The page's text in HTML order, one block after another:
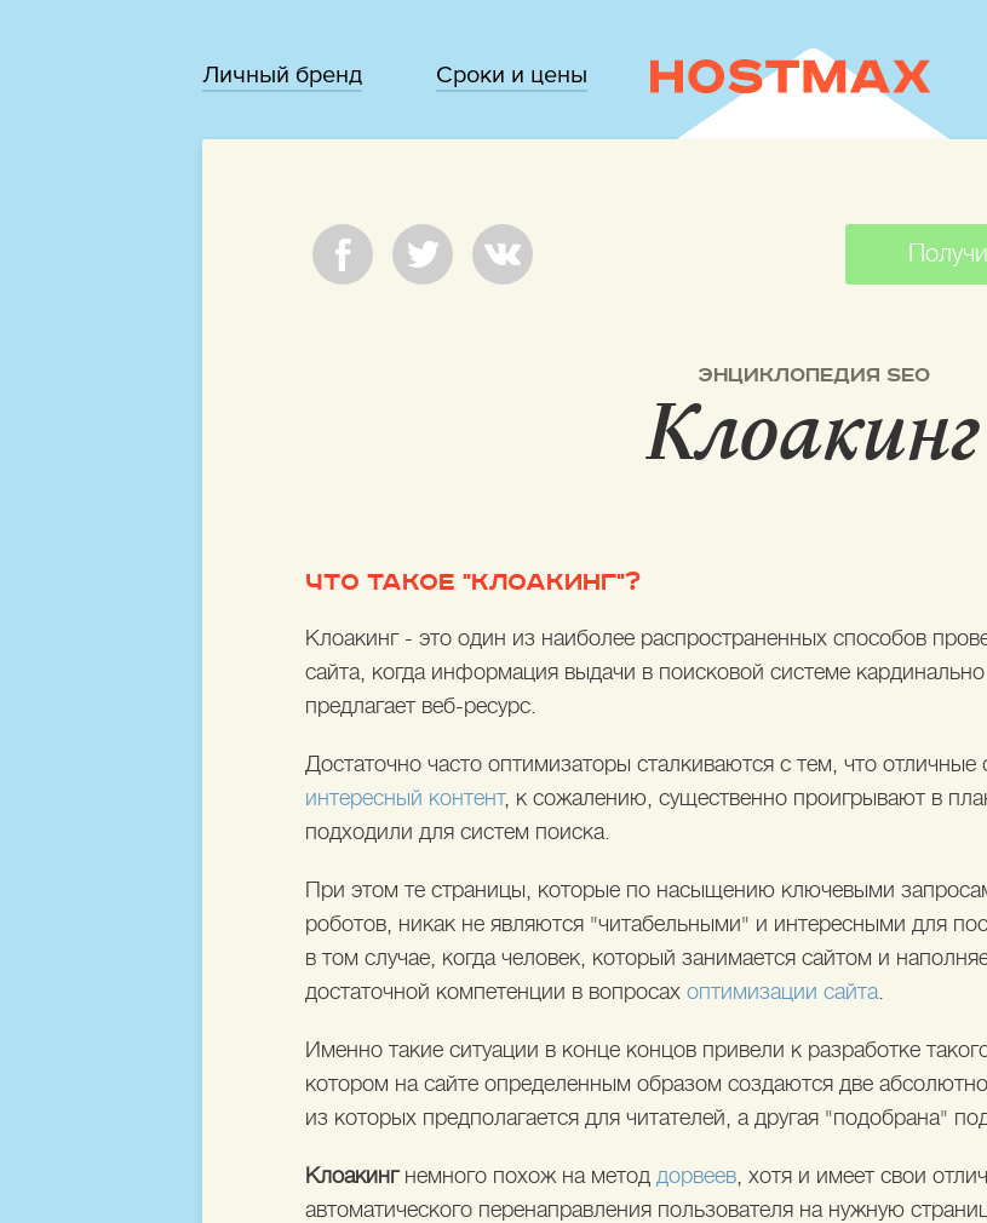
Личный бренд Сроки и цены
ЭНЦИКЛОПЕДИЯ SEO
Клоакинг
ЧТО ТАКОЕ "КЛОАКИНГ"?
Клоакинг - это один из наиболее распространенных способов
сайта, когда информация выдачи в поисковой системе
предлагает веб-ресурс.
Достаточно часто оптимизаторы сталкиваются с тем, что
интересный контент, к сожалению, существенно проигрывают в
подходили для систем поиска.
При этом те страницы, которые по насыщению ключевыми
роботов, никак не являются "читабельными" и интересными для
в том случае, когда человек, который занимается сайтом и
достаточной компетенции в вопросах оптимизации сайта.
Именно такие ситуации в конце концов привели к разработке
котором на сайте определенным образом создаются две
из которых предполагается для читателей, а другая "подобрана"
Клоакингнемного похож на метод дорвеев, хотя и имеет свои
автоматического перенаправления пользователя на нужную